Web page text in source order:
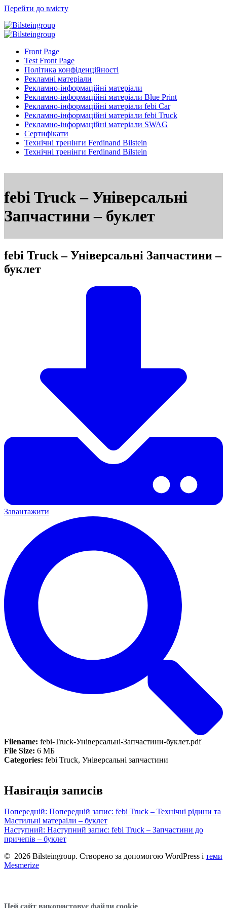
Перейти до вмісту
Front Page
Test Front Page
Політика конфіденційності
Рекламні матеріали
Рекламно-інформаційні матеріали
Рекламно-інформаційні матеріали Blue Print
Рекламно-інформаційні матеріали febi Car
Рекламно-інформаційні матеріали febi Truck
Рекламно-інформаційні матеріали SWAG
Сертифікати
Технічні тренінги Ferdinand Bilstein
Технічні тренінги Ferdinand Bilstein
febi Truck – Універсальні
Запчастини – буклет
febi Truck – Універсальні Запчастини –
буклет
Завантажити
Filename: febi-Truck-Універсальні-Запчастини-буклет.pdf
File Size: 6 МБ
Categories: febi Truck, Універсальні запчастини
Навігація записів
Попередній: Попередній запис: febi Truck – Технічні рідини та
Мастильні матераіли – буклет
Наступний: Наступний запис: febi Truck – Запчастини до
причепів – буклет
© 2026 Bilsteingroup. Створено за допомогою WordPress і теми
Mesmerize
Цей сайт використовує файли cookie